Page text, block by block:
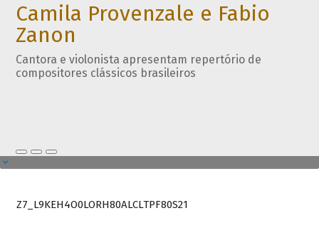
Camila Provenzale e Fabio
Zanon
Cantora e violonista apresentam repertório de
compositores clássicos brasileiros
Z7_L9KEH4O0LORH80ALCLTPF80S21